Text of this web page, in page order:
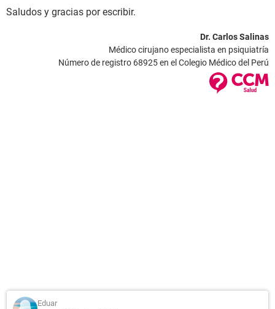
Saludos y gracias por escribir.
Dr. Carlos Salinas
Médico cirujano especialista en psiquiatría
Número de registro 68925 en el Colegio Médico del Perú
Eduar